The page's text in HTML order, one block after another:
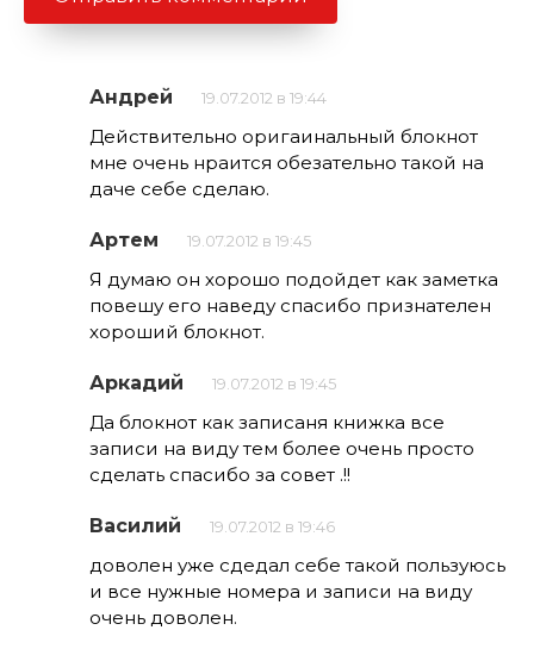
Андрей 19.07.2012 в 19:44
Действительно оригаинальный блокнот
мне очень нраится обезательно такой на
даче себе сделаю.
Артем 19.07.2012 в 19:45
Я думаю он хорошо подойдет как заметка
повешу его наведу спасибо признателен
хороший блокнот.
Аркадий 19.07.2012 в 19:45
Да блокнот как записаня книжка все
записи на виду тем более очень просто
сделать спасибо за совет .!!
Василий 19.07.2012 в 19:46
доволен уже сдедал себе такой пользуюсь
и все нужные номера и записи на виду
очень доволен.